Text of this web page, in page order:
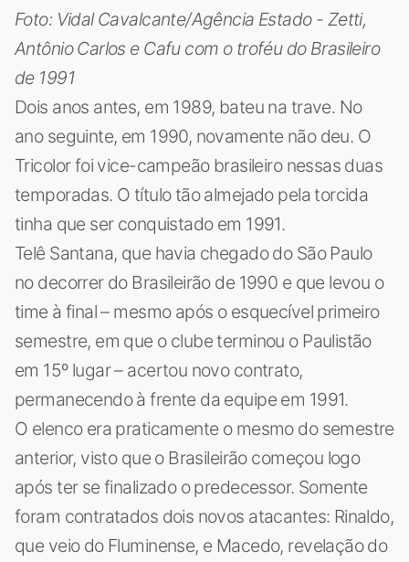
Foto: Vidal Cavalcante/Agência Estado - Zetti,
Antônio Carlos e Cafu com o troféu do Brasileiro
de 1991
Dois anos antes, em 1989, bateu na trave. No
ano seguinte, em 1990, novamente não deu. O
Tricolor foi vice-campeão brasileiro nessas duas
temporadas. O título tão almejado pela torcida
tinha que ser conquistado em 1991.
Telê Santana, que havia chegado do São Paulo
no decorrer do Brasileirão de 1990 e que levou o
time à final – mesmo após o esquecível primeiro
semestre, em que o clube terminou o Paulistão
em 15º lugar – acertou novo contrato,
permanecendo à frente da equipe em 1991.
O elenco era praticamente o mesmo do semestre
anterior, visto que o Brasileirão começou logo
após ter se finalizado o predecessor. Somente
foram contratados dois novos atacantes: Rinaldo,
que veio do Fluminense, e Macedo, revelação do